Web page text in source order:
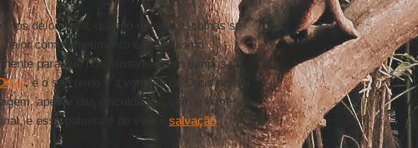
de certeza, quando nossas escolhas se
comprometimento e radicalismo.
para que nos sustentem em tempos de
, e o seu reino é a vontade de Deus para a
apesar das dificuldades, com a firme
e essa palavra é de vida e salvação.